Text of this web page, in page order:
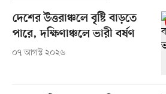
দেশের উত্তরাঞ্চলে বৃষ্টি বাড়তে
পারে, দক্ষিণাঞ্চলে ভারী বর্ষণ
০৭ আগস্ট ২০২৬